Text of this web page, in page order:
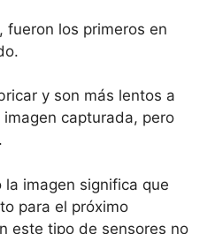
fueron los primeros en
y son más lentos a
capturada, pero
imagen significa que
para el próximo
este tipo de sensores no